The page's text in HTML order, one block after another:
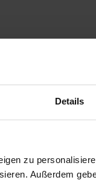
Details
zu
Außerdem